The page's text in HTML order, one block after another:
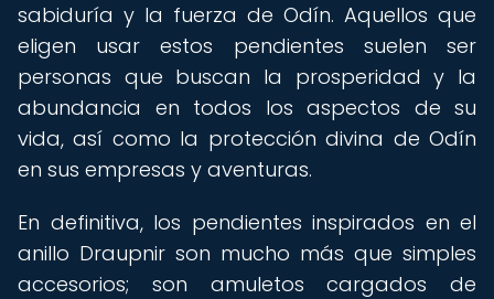
sabiduría y la fuerza de Odín. Aquellos que
eligen usar estos pendientes suelen ser
personas que buscan la prosperidad y la
abundancia en todos los aspectos de su
vida, así como la protección divina de Odín
en sus empresas y aventuras.
En definitiva, los pendientes inspirados en el
anillo Draupnir son mucho más que simples
accesorios; son amuletos cargados de